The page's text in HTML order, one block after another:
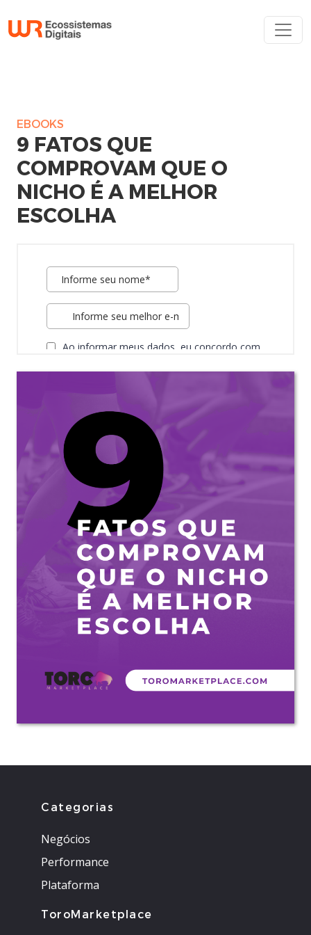
EBOOKS
9 FATOS QUE
COMPROVAM QUE O
NICHO É A MELHOR
ESCOLHA
Categorias
Negócios
Performance
Plataforma
ToroMarketplace